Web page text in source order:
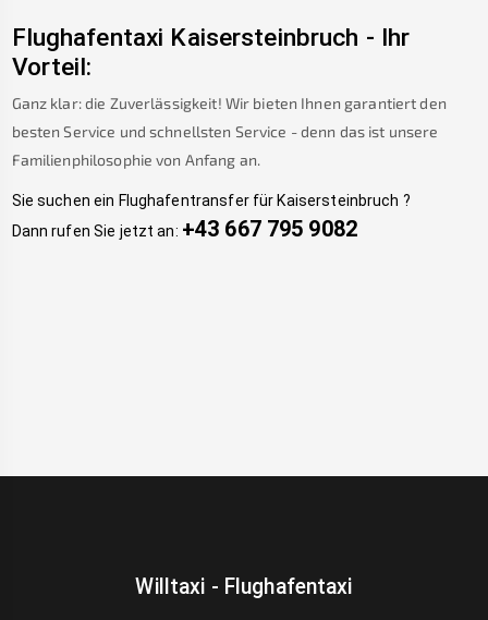
Flughafentaxi Kaisersteinbruch - Ihr
Vorteil:
Ganz klar: die Zuverlässigkeit! Wir bieten Ihnen garantiert den
besten Service und schnellsten Service - denn das ist unsere
Familienphilosophie von Anfang an.
Sie suchen ein Flughafentransfer für Kaisersteinbruch ?
Dann rufen Sie jetzt an: +43 667 795 9082
Willtaxi - Flughafentaxi